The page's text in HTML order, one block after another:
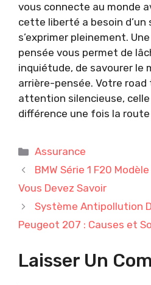
vous connecte au monde
cette liberté a besoin d’un
s’exprimer pleinement.
pensée vous permet de
inquiétude, de savourer le
arrière-pensée. Votre
attention silencieuse,
différence une fois la route
Catégories
Assurance
BMW Série 1 F20
Vous Devez Savoir
Système Antipollution
Peugeot 207 : Causes et
Laisser Un